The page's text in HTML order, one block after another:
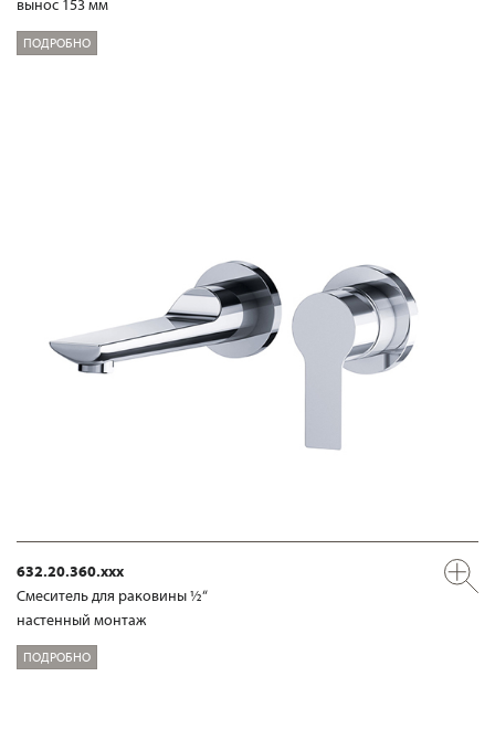
вынос 153 мм
ПОДРОБНО
632.20.360.xxx
Смеситель для раковины ½“
настенный монтаж
ПОДРОБНО